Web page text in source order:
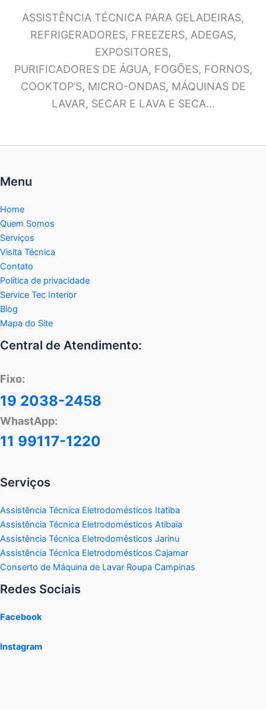
ASSISTÊNCIA TÉCNICA PARA GELADEIRAS,
REFRIGERADORES, FREEZERS, ADEGAS,
EXPOSITORES,
PURIFICADORES DE ÁGUA, FOGÕES, FORNOS,
COOKTOP’S, MICRO-ONDAS, MÁQUINAS DE
LAVAR, SECAR E LAVA E SECA…
Menu
Home
Quem Somos
Serviços
Visita Técnica
Contato
Política de privacidade
Service Tec Interior
Blog
Mapa do Site
Central de Atendimento:
Fixo:
19 2038-2458
WhastApp:
11 99117-1220
Serviços
Assistência Técnica Eletrodomésticos Itatiba
Assistência Técnica Eletrodomésticos Atibaia
Assistência Técnica Eletrodomésticos Jarinu
Assistência Técnica Eletrodomésticos Cajamar
Conserto de Máquina de Lavar Roupa Campinas
Redes Sociais
Facebook
Instagram